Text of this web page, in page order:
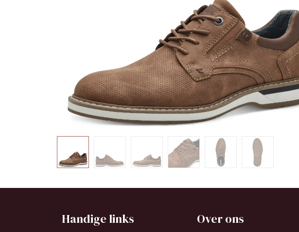
Handige links Over ons